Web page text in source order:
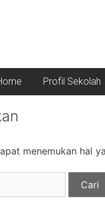
Profil Sekolah
menemukan hal